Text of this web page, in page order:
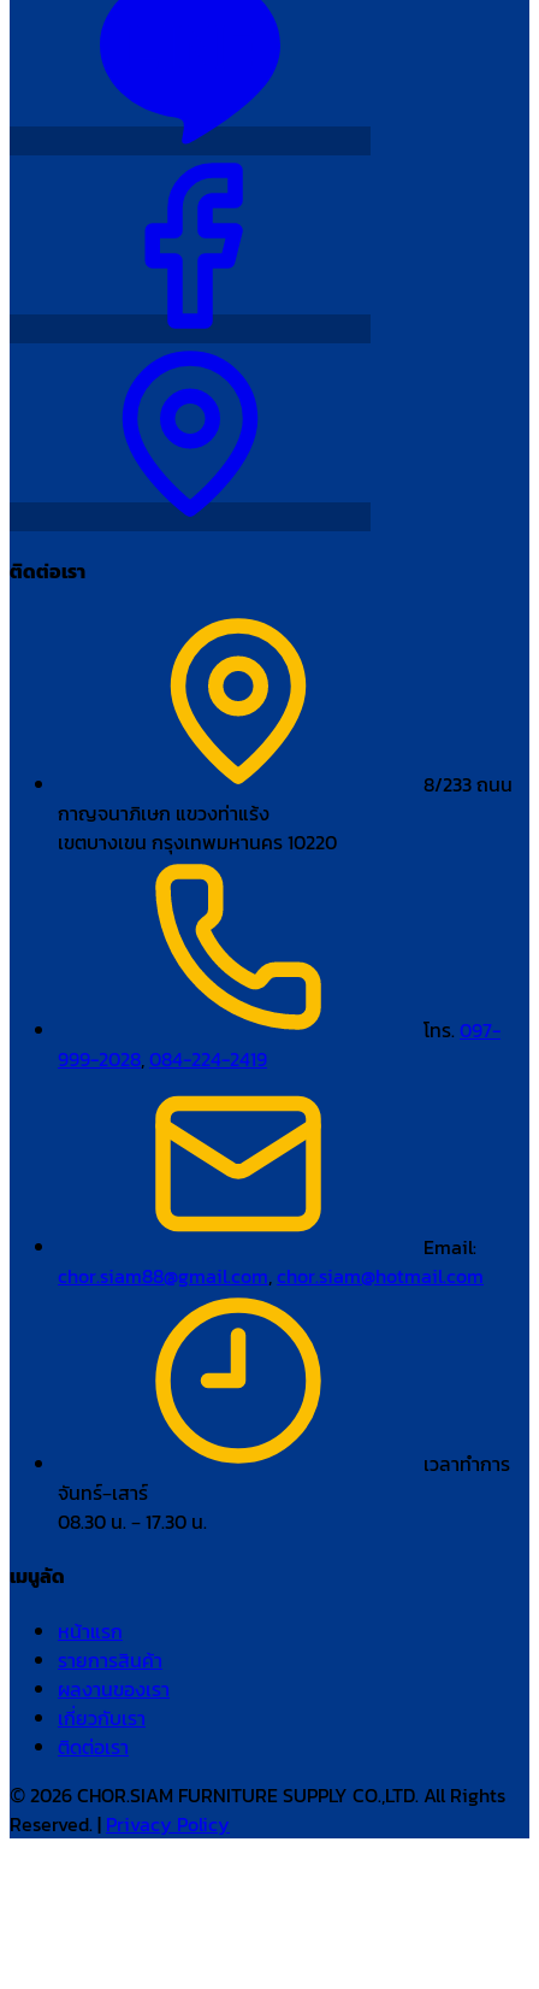
ติดต่อเรา
8/233 ถนน
กาญจนาภิเษก แขวงท่าแร้ง
เขตบางเขน กรุงเทพมหานคร 10220
โทร. 097-
999-2028,084-224-2419
Email:
chor.siam88@gmail.com,chor.siam@hotmail.com
เวลาทำการ
จันทร์–เสาร์
08.30 น. – 17.30 น.
เมนูลัด
หน้าแรก
รายการสินค้า
ผลงานของเรา
เกี่ยวกับเรา
ติดต่อเรา
© 2026 CHOR.SIAM FURNITURE SUPPLY CO.,LTD. All Rights
Reserved. | Privacy Policy